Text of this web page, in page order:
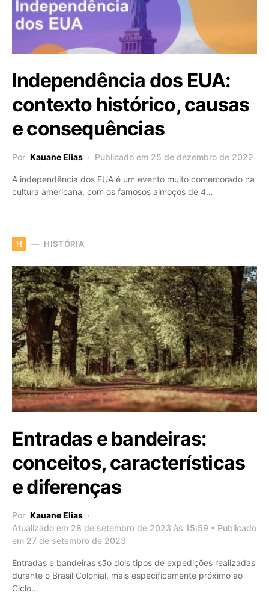
Independência dos EUA:
contexto histórico, causas
e consequências
Por Kauane Elias Publicado em 25 de dezembro de 2022
A independência dos EUA é um evento muito comemorado na
cultura americana, com os famosos almoços de 4…
H HISTÓRIA
Entradas e bandeiras:
conceitos, características
e diferenças
Por Kauane Elias
Atualizado em 28 de setembro de 2023 às 15:59 • Publicado
em 27 de setembro de 2023
Entradas e bandeiras são dois tipos de expedições realizadas
durante o Brasil Colonial, mais especificamente próximo ao
Ciclo…